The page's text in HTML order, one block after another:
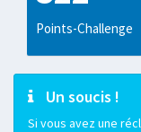
Points-Challenge
Un soucis !
Si vous avez une